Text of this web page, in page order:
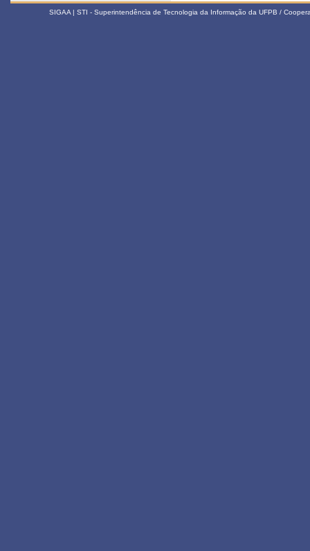
SIGAA | STI - Superintendência de Tecnologia da Informação da UFPB /